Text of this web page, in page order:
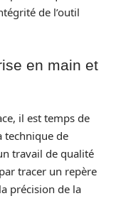
de l’outil
en main et
il est temps de
technique de
travail de qualité
tracer un repère
précision de la